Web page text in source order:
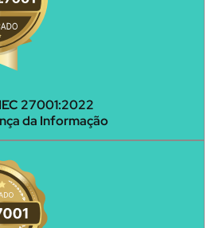
27001:2022
da Informação